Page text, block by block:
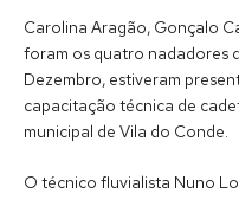
Carolina Aragão, Gonçalo
foram os quatro nadadores
Dezembro, estiveram
capacitação técnica de
municipal de Vila do Conde.
O técnico fluvialista Nuno